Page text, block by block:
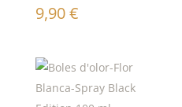
9,90€